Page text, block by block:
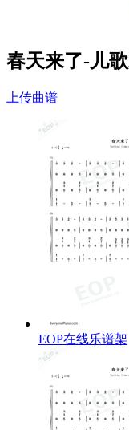
春天来了-儿
上传曲谱
EOP在线乐谱架